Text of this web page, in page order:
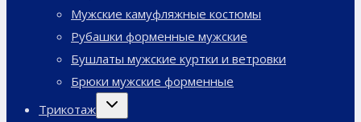
Мужские камуфляжные костюмы
Рубашки форменные мужские
Бушлаты мужские куртки и ветровки
Брюки мужские форменные
Трикотаж
Переключить
дочернее